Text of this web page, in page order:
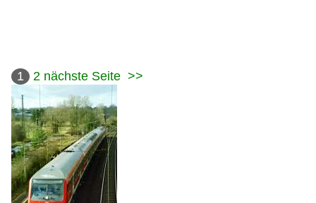
1 2 nächste Seite >>